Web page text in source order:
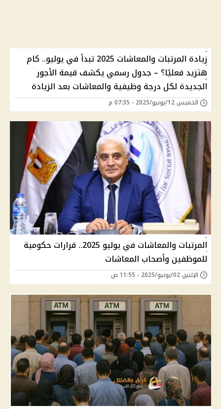
زيادة المرتبات والمعاشات 2025 تبدأ في يوليو.. كام
هتزيد فعليًا؟ – جدول رسمي يكشف قيمة الأجور
الجديدة لكل درجة وظيفية والمعاشات بعد الزيادة
الخميس 12/يونيو/2025 - 07:35 م
المرتبات والمعاشات في يوليو 2025.. قرارات حكومية
للموظفين وأصحاب المعاشات
الإثنين 02/يونيو/2025 - 11:55 ص